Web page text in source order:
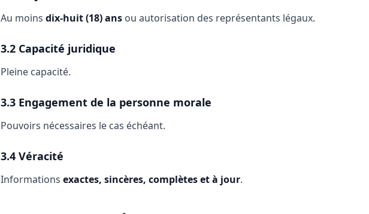
Au moins dix-huit (18) ans ou autorisation des représentants légaux.
3.2 Capacité juridique
Pleine capacité.
3.3 Engagement de la personne morale
Pouvoirs nécessaires le cas échéant.
3.4 Véracité
Informations exactes, sincères, complètes et à jour.